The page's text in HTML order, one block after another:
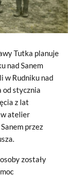
Tutka planuje
nad Sanem
w Rudniku nad
od stycznia
z lat
atelier
przez
zostały